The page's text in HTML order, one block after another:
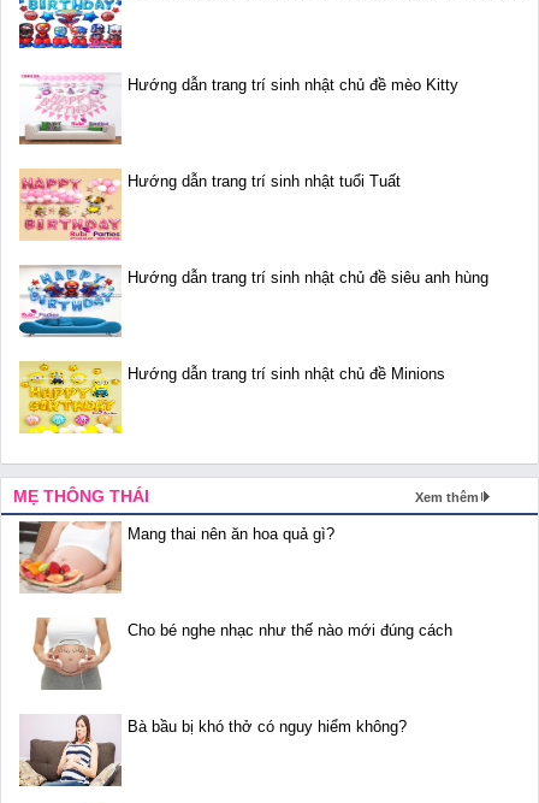
Hướng dẫn trang trí sinh nhật chủ đề mèo Kitty
Hướng dẫn trang trí sinh nhật tuổi Tuất
Hướng dẫn trang trí sinh nhật chủ đề siêu anh hùng
Hướng dẫn trang trí sinh nhật chủ đề Minions
MẸ THÔNG THÁI Xem thêm
Mang thai nên ăn hoa quả gì?
Cho bé nghe nhạc như thế nào mới đúng cách
Bà bầu bị khó thở có nguy hiểm không?